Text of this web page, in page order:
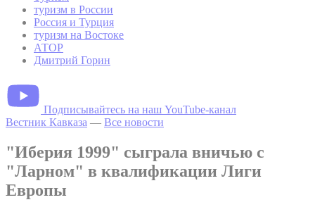
туризм в России
Россия и Турция
туризм на Востоке
АТОР
Дмитрий Горин
Подписывайтесь на наш YouTube-канал
Вестник Кавказа — Все новости
"Иберия 1999" сыграла вничью с
"Ларном" в квалификации Лиги
Европы